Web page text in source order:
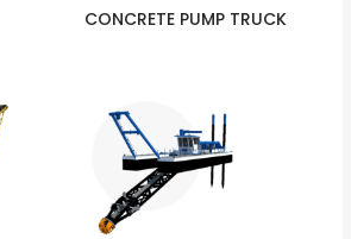
CONCRETE PUMP TRUCK